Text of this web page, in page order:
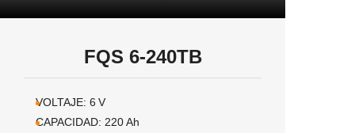
FQS 6-240TB
VOLTAJE: 6 V
CAPACIDAD: 220Ah